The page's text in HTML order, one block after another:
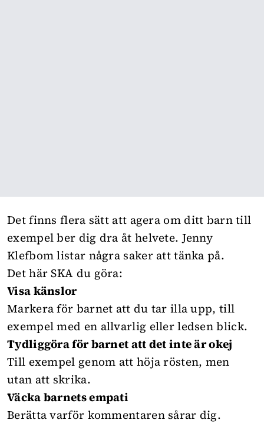
Det finns flera sätt att agera om ditt barn till
exempel ber dig dra åt helvete. Jenny
Klefbom listar några saker att tänka på.
Det här SKA du göra:
Visa känslor
Markera för barnet att du tar illa upp, till
exempel med en allvarlig eller ledsen blick.
Tydliggöra för barnet att det inte är okej
Till exempel genom att höja rösten, men
utan att skrika.
Väcka barnets empati
Berätta varför kommentaren sårar dig.